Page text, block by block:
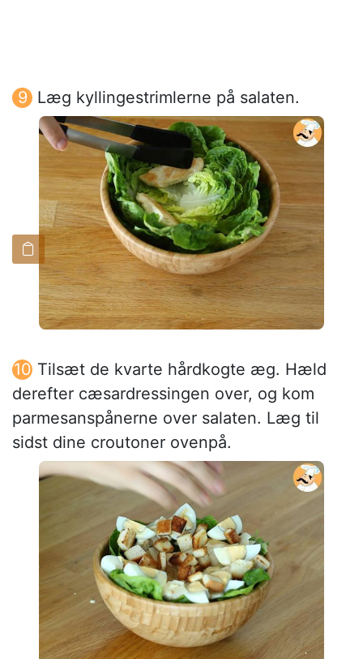
Læg kyllingestrimlerne på salaten.
Tilsæt de kvarte hårdkogte æg. Hæld
derefter cæsardressingen over, og kom
parmesanspånerne over salaten. Læg til
sidst dine croutoner ovenpå.